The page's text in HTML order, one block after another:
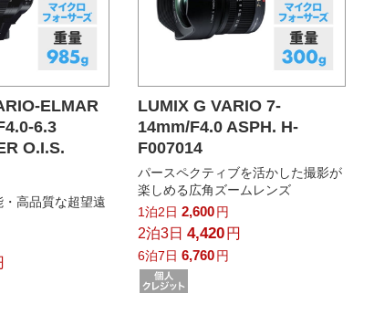
ELMAR
6.3
O.I.S.
高品質な超望遠
LUMIX G VARIO 7-
14mm/F4.0 ASPH. H-
F007014
パースペクティブを活かした撮影が
楽しめる広角ズームレンズ
1泊2日 2,600円
2泊3日 4,420 円
6泊7日 6,760円